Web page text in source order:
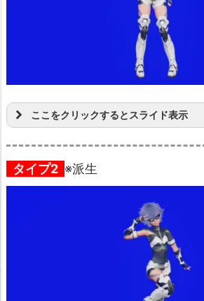
ここをクリックするとスライド表示
タイプ2 ※派生